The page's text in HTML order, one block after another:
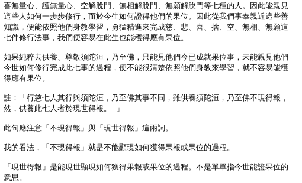
喜無量心、護無量心、空解脫門、無相解脫門、無願解脫門等七種的人。因此能親見
這些人如何一步步修行，而於今生如何證得他們的果位。因此從我們事奉親近這些善
知識，便能依照他們身教學習，勇猛精進來完成慈、悲、喜、捨、空、無相、無願這
七件修行法事，我們便容易在此生也能穫得應有果位。
如果純粹去供養、尊敬須陀洹，乃至佛，只能見他們今已成就果位事，未能親見他們
今世如何修行完成此七事的過程，便不能很清楚依照他們身教來學習，就不容易能穫
得應有果位。
註：「行慈七人其行與須陀洹，乃至佛其事不同，雖供養須陀洹，乃至佛不現得報，
然，供養此七人者於現世得報。 」
此句應注意「不現得報」與「現世得報」這兩詞。
我的看法，「不現得報」就是不能顯現如何獲得果報或果位的過程。
「現世得報」是能現世顯現如何獲得果報或果位的過程。不是單單指今世能證果位的
意思。